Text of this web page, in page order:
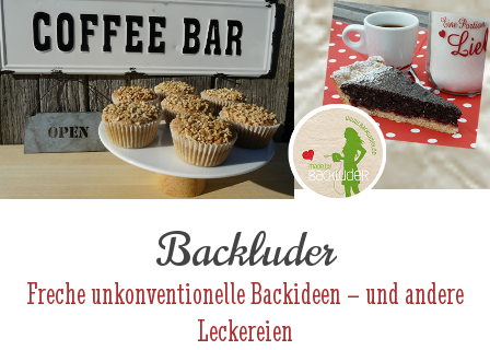
Backluder
Freche unkonventionelle Backideen – und andere
Leckereien